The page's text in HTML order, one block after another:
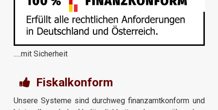
​.....mit Sicherheit
Fiskalkonform
Unsere Systeme sind durchweg finanzamtkonform und